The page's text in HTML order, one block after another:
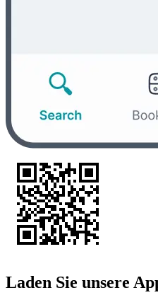
Laden Sie unsere